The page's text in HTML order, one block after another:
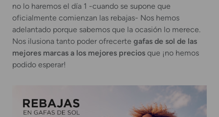
no lo haremos el día 1 -cuando se supone que
oficialmente comienzan las rebajas- Nos hemos
adelantado porque sabemos que la ocasión lo merece.
Nos ilusiona tanto poder ofrecerte gafas de sol de las
mejores marcas a los mejores precios que ¡no hemos
podido esperar!